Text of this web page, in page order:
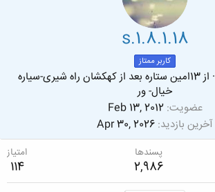
s.1.8.1.18
کاربر ممتاز
· از
13امین ستاره بعد از کهکشان راه شیری-سیاره
خیال- ور
عضویت Feb 13, 2012
آخرین بازدید Apr 30, 2026
پسندها
2,986
امتیاز
114